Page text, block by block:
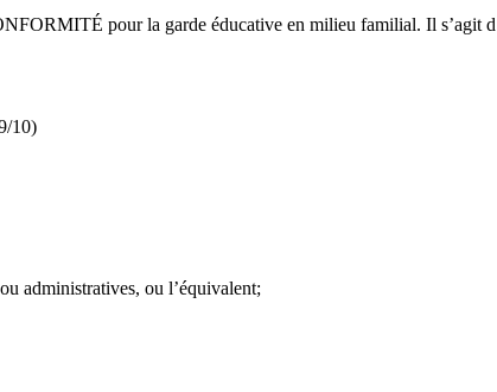
pour la garde éducative en milieu familial. Il s’agit
10)
administratives, ou l’équivalent;